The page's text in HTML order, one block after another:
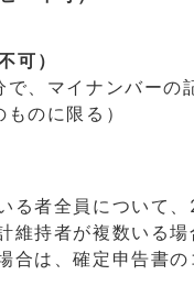
可）
、マイナンバーの
のに限る）
る者全員について
維持者が複数いる場
合は、確定申告書の